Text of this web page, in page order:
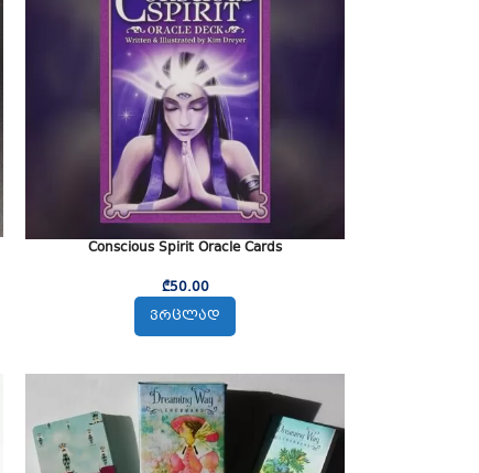
Conscious Spirit Oracle Cards
₾50.00
ᲕᲠᲪᲚᲐᲓ